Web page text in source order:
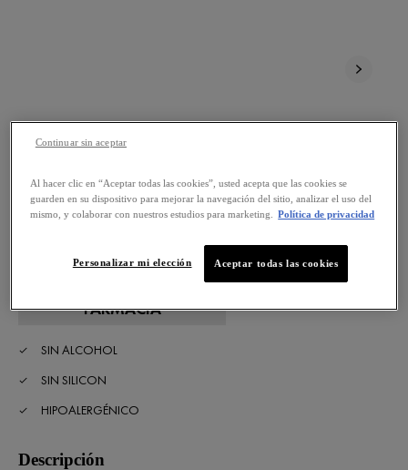
NUEVO
CAPITAL SOLEIL
UV-CLEAR
Fluido Anti-imperfecciones
FARMACIA
SIN ALCOHOL
SIN SILICON
HIPOALERGÉNICO
Descripción
Al hacer clic en “Aceptar todas las cookies”, usted acepta que las cookies se
guarden en su dispositivo para mejorar la navegación del sitio, analizar el uso del
mismo, y colaborar con nuestros estudios para marketing.
Política de privacidad
Aceptar todas las cookies
Personalizar mi elección
Continuar sin aceptar